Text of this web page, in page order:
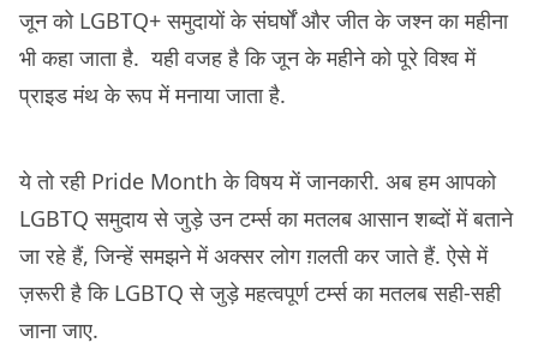
जून को LGBTQ+ समुदायों के संघर्षों और जीत के जश्न का महीना
भी कहा जाता है. यही वजह है कि जून के महीने को पूरे विश्व में
प्राइड मंथ के रूप में मनाया जाता है.
ये तो रही Pride Month के विषय में जानकारी. अब हम आपको
LGBTQ समुदाय से जुड़े उन टर्म्स का मतलब आसान शब्दों में बताने
जा रहे हैं, जिन्हें समझने में अक्सर लोग ग़लती कर जाते हैं. ऐसे में
ज़रूरी है कि LGBTQ से जुड़े महत्वपूर्ण टर्म्स का मतलब सही-सही
जाना जाए.